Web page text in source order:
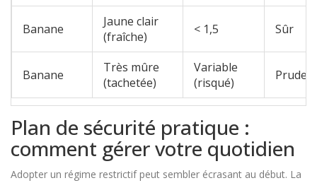
Banane
Jaune clair
(fraîche)
< 1,5 Sûr
Banane
Très mûre
(tachetée)
Variable
(risqué)
Plan de sécurité pratique :
comment gérer votre quotidien
Adopter un régime restrictif peut sembler écrasant au début. La